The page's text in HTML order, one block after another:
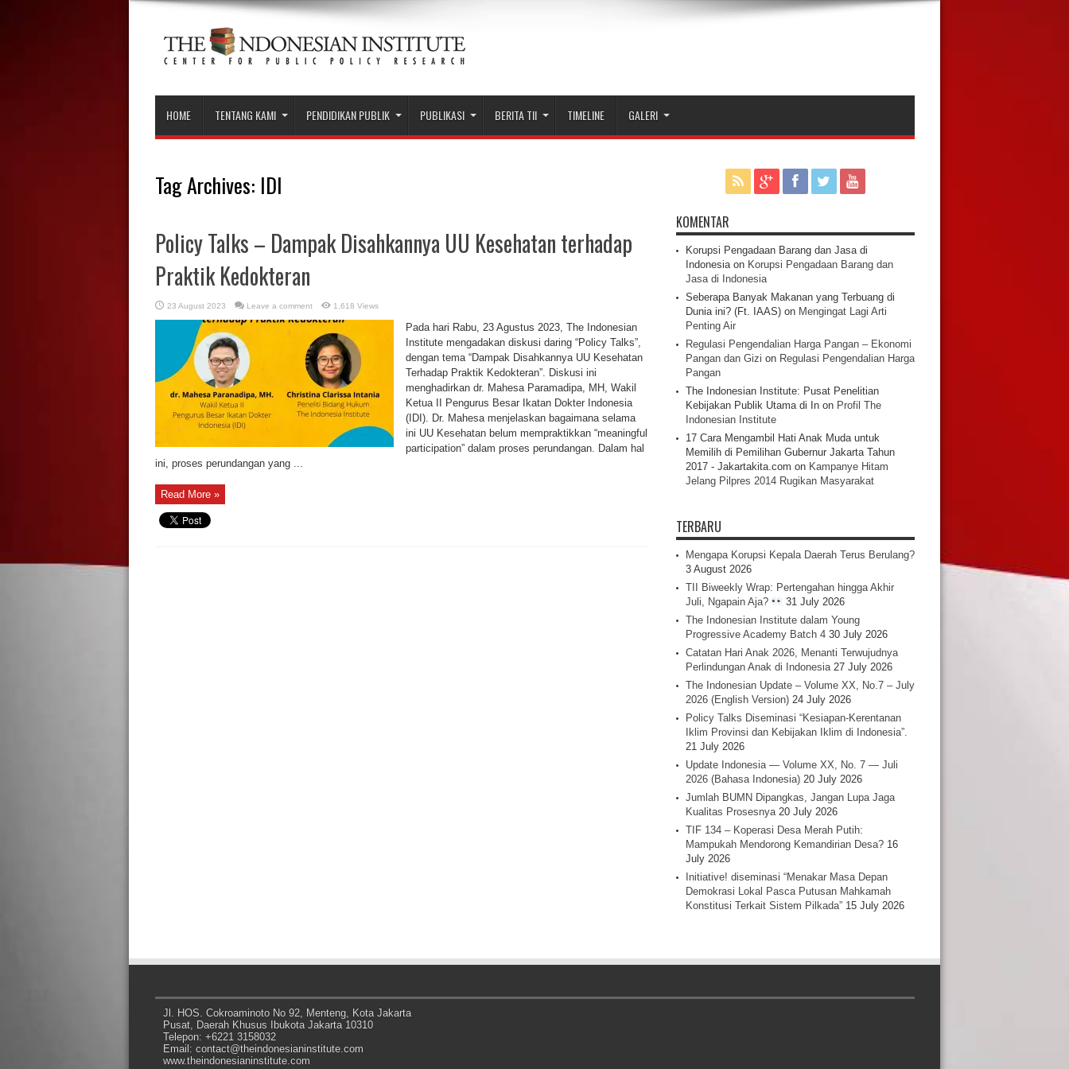
HOME TENTANG KAMI PENDIDIKAN PUBLIK PUBLIKASI BERITA TII TIMELINE GALERI
Tag Archives: IDI
Policy Talks – Dampak Disahkannya UU Kesehatan terhadap
Praktik Kedokteran
23 August 2023 Leave a comment 1,618 Views
Pada hari Rabu, 23 Agustus 2023, The Indonesian
Institute mengadakan diskusi daring “Policy Talks”,
dengan tema “Dampak Disahkannya UU Kesehatan
Terhadap Praktik Kedokteran”. Diskusi ini
menghadirkan dr. Mahesa Paramadipa, MH, Wakil
Ketua II Pengurus Besar Ikatan Dokter Indonesia
(IDI). Dr. Mahesa menjelaskan bagaimana selama
ini UU Kesehatan belum mempraktikkan “meaningful
participation” dalam proses perundangan. Dalam hal
ini, proses perundangan yang ...
Read More »
KOMENTAR
Korupsi Pengadaan Barang dan Jasa di
Indonesiaon Korupsi Pengadaan Barang dan
Jasa di Indonesia
Seberapa Banyak Makanan yang Terbuang di
Dunia ini? (Ft. IAAS)on Mengingat Lagi Arti
Penting Air
Regulasi Pengendalian Harga Pangan – Ekonomi
Pangan dan Gizi on Regulasi Pengendalian Harga
Pangan
The Indonesian Institute: Pusat Penelitian
Kebijakan Publik Utama di Inon Profil The
Indonesian Institute
17 Cara Mengambil Hati Anak Muda untuk
Memilih di Pemilihan Gubernur Jakarta Tahun
2017 - Jakartakita.com on Kampanye Hitam
Jelang Pilpres 2014 Rugikan Masyarakat
TERBARU
Mengapa Korupsi Kepala Daerah Terus Berulang?
3 August 2026
TII Biweekly Wrap: Pertengahan hingga Akhir
Juli, Ngapain Aja?
31 July 2026
The Indonesian Institute dalam Young
Progressive Academy Batch 4 30 July 2026
Catatan Hari Anak 2026, Menanti Terwujudnya
Perlindungan Anak di Indonesia 27 July 2026
The Indonesian Update – Volume XX, No.7 – July
2026 (English Version) 24 July 2026
Policy Talks Diseminasi “Kesiapan-Kerentanan
Iklim Provinsi dan Kebijakan Iklim di Indonesia”.
21 July 2026
Update Indonesia — Volume XX, No. 7 — Juli
2026 (Bahasa Indonesia) 20 July 2026
Jumlah BUMN Dipangkas, Jangan Lupa Jaga
Kualitas Prosesnya 20 July 2026
TIF 134 – Koperasi Desa Merah Putih:
Mampukah Mendorong Kemandirian Desa? 16
July 2026
Initiative! diseminasi “Menakar Masa Depan
Demokrasi Lokal Pasca Putusan Mahkamah
Konstitusi Terkait Sistem Pilkada” 15 July 2026
Jl. HOS. Cokroaminoto No 92, Menteng, Kota Jakarta
Pusat, Daerah Khusus Ibukota Jakarta 10310
Telepon: +6221 3158032
Email: contact@theindonesianinstitute.com
www.theindonesianinstitute.com